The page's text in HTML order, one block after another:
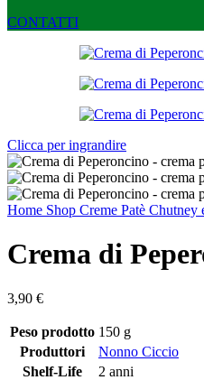
CONTATTI
Clicca per ingrandire
Home Shop Creme Patè Chutney
Crema di
3,90 €
Peso prodotto 150 g
Produttori
Nonno Ciccio
Shelf-Life
2 anni